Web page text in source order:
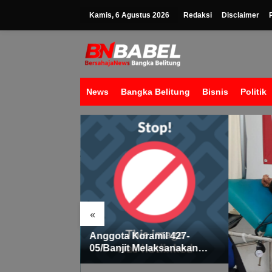
Kamis, 6 Agustus 2026 Redaksi Disclaimer
News Bangka Belitung Bisnis Politik
«